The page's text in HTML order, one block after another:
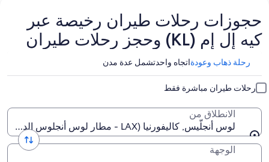
حجوزات رحلات طيران رخيصة عبر
كيه إل إم (KL) وحجز رحلات طيران
رحلة ذهاب وعودةاتجاه واحدتشمل عدة مدن
رحلات طيران مباشرة فقط
الانطلاق من
لوس أنجلّيس, كاليفورنيا (LAX - مطار لوس أنجلوس الدولي)
الوجهة